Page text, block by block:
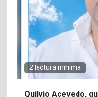
2 lectura mínima
Quilvio Acevedo,